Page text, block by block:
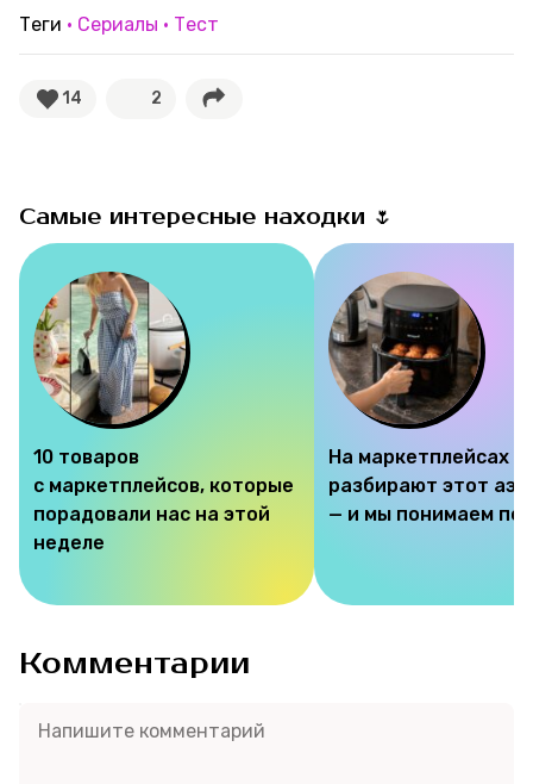
Лучшее
Рецепты
Ваши истории
Соцсети
Теги Сериалы Тест
14 2
Самые интересные находки 🌷
10 товаров
с маркетплейсов, которые
порадовали нас на этой
неделе
На маркетплейсах
разбирают этот
— и мы понимаем
Комментарии